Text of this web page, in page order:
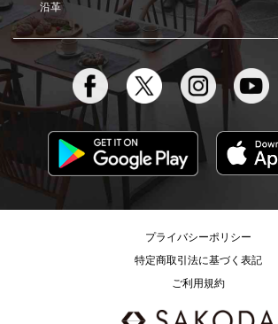
沿革
プライバシーポリシー
特定商取引法に基づく表記
ご利用規約